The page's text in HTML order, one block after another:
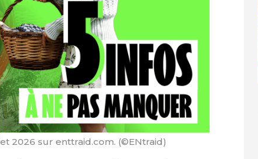
2026 sur enttraid.com. (©ENtraid)